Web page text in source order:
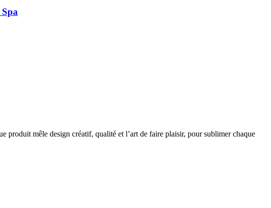
produit mêle design créatif, qualité et l’art de faire plaisir, pour sublimer chaque